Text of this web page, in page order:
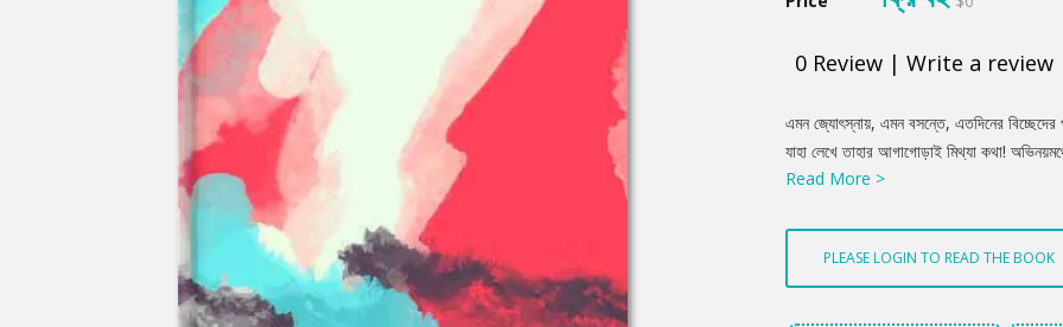
0 Review | Write a review
Product
Summery
এমন জ্যোৎস্নায়, এমন বসন্তে, এতদিনের
যাহা লেখে তাহার আগাগোড়াই মিথ্যা কথা!
এবং তাহাই দেখিয়া যে দর্শকের চিত্ত বিগলিত
তাহাতে কোনো মোহ নাই, মাধুর্য নাই— তাহা অত্যন্ত
Read More >
PLEASE LOGIN TO READ THE BOOK